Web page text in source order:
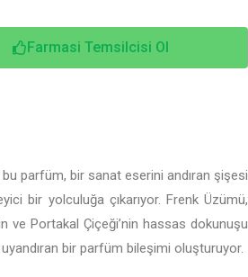
Farmasi Temsilcisi Ol
bu parfüm, bir sanat eserini andıran şişesi
bir yolculuğa çıkarıyor. Frenk Üzümü,
ve Portakal Çiçeği’nin hassas dokunuşu
bir parfüm bileşimi oluşturuyor.